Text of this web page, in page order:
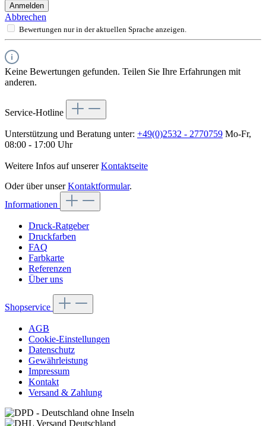
Anmelden
Abbrechen
Bewertungen nur in der aktuellen Sprache anzeigen.
Keine Bewertungen gefunden. Teilen Sie Ihre Erfahrungen mit
anderen.
Service-Hotline
Unterstützung und Beratung unter: +49(0)2532 - 2770759 Mo-Fr,
08:00 - 17:00 Uhr
Weitere Infos auf unsererKontaktseite
Oder über unserKontaktformular.
Informationen
Druck-Ratgeber
Druckfarben
FAQ
Farbkarte
Referenzen
Über uns
Shopservice
AGB
Cookie-Einstellungen
Datenschutz
Gewährleistung
Impressum
Kontakt
Versand & Zahlung